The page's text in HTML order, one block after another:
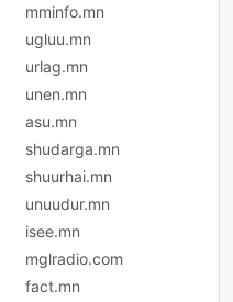
mminfo.mn
ugluu.mn
urlag.mn
unen.mn
asu.mn
shudarga.mn
shuurhai.mn
unuudur.mn
isee.mn
mglradio.com
fact.mn